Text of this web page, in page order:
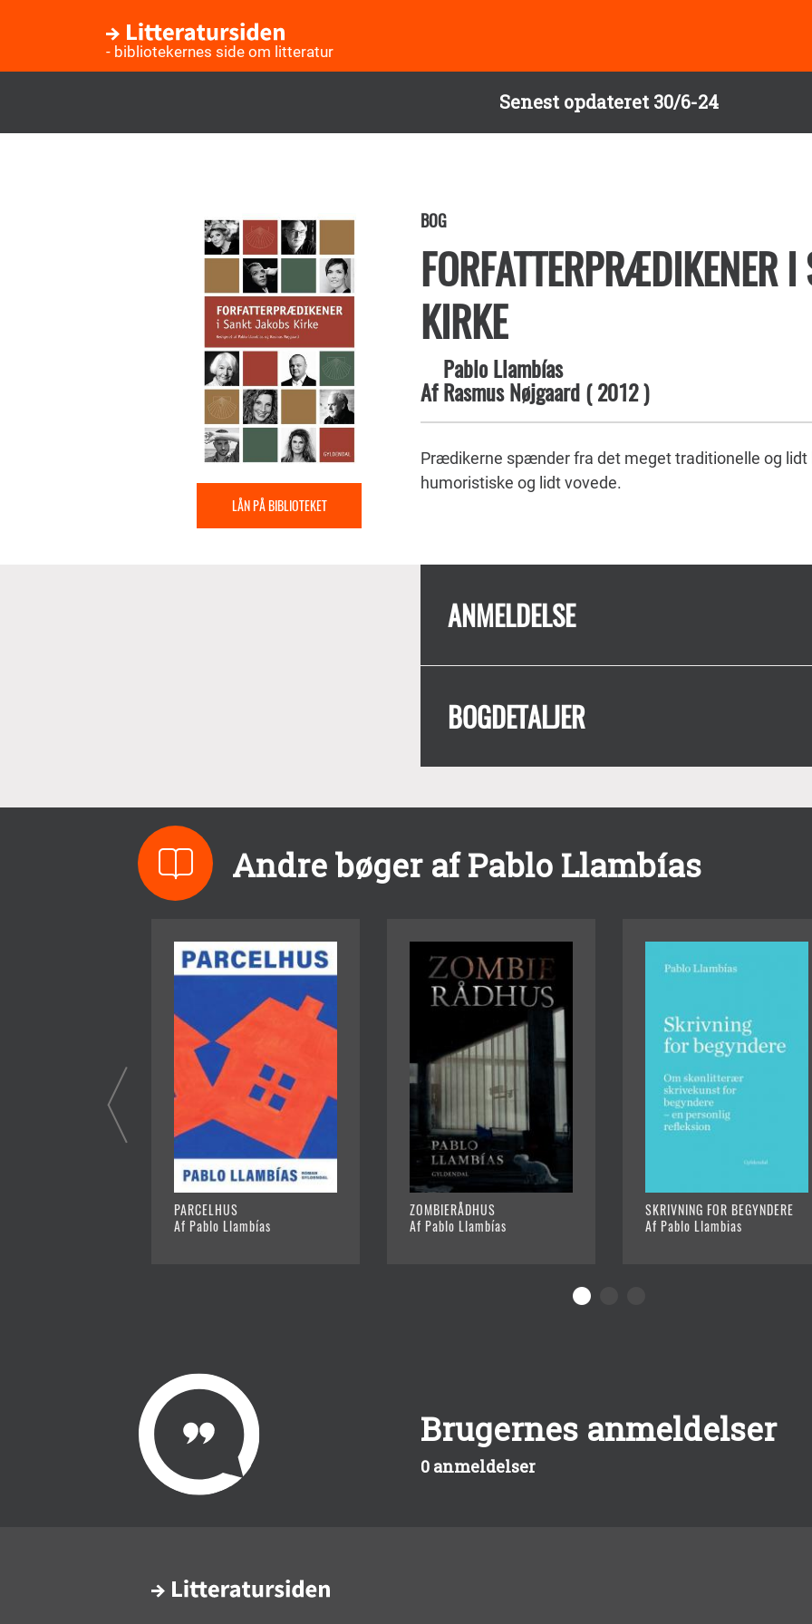
Senest opdateret 30/6-24
- bibliotekernes side om litteratur
LÅN PÅ BIBLIOTEKET
BOG
FORFATTERPRÆDIKENER
KIRKE
Af
Pablo Llambías
Rasmus Nøjgaard(2012)
Prædikerne spænder fra det meget traditionelle og
humoristiske og lidt vovede.
ANMELDELSE
BOGDETALJER
Andre bøger af Pablo Llambías
PARCELHUS
Af Pablo Llambías
ZOMBIERÅDHUS
Af Pablo Llambías
SKRIVNING FOR BEGYNDERE
Af Pablo Llambias
Brugernes anmeldelser
0 anmeldelser